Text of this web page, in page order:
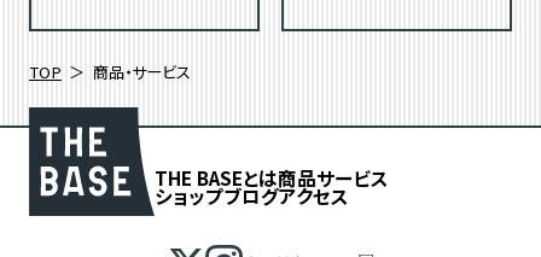
TOP 商品・サービス
THE BASEとは商品サービス
ショップブログアクセス